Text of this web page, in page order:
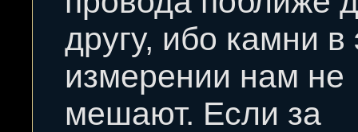
другу, ибо камни в
измерении нам не
мешают. Если за